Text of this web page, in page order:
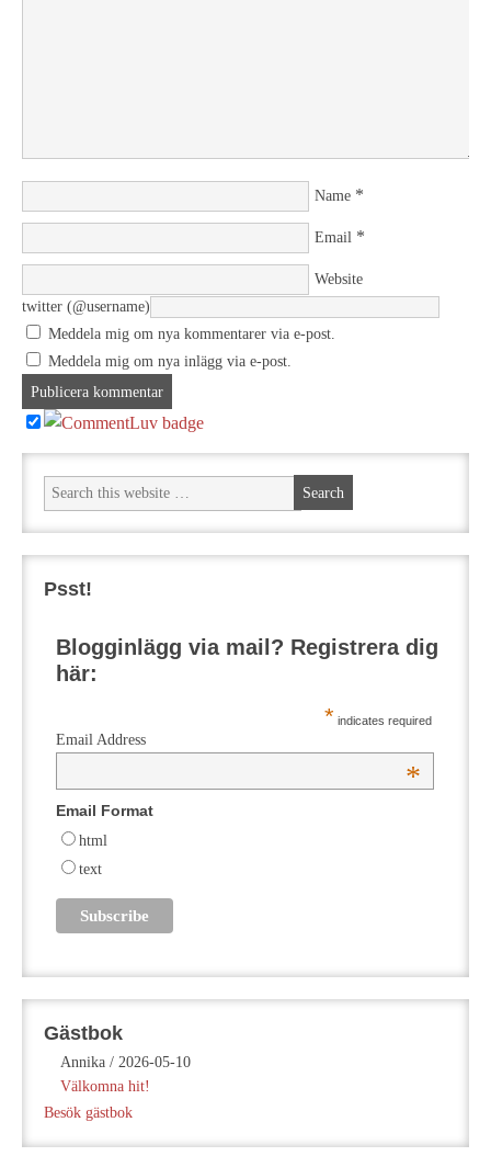
Name *
Email *
Website
twitter (@username)
Meddela mig om nya kommentarer via e-post.
Meddela mig om nya inlägg via e-post.
Psst!
Blogginlägg via mail? Registrera dig
här:
* indicates required
Email Address
*
Email Format
html
text
Gästbok
Annika / 2026-05-10
Välkomna hit!
Besök gästbok